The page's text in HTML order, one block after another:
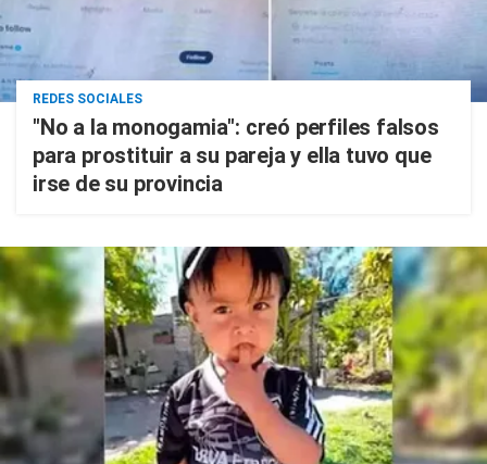
REDES SOCIALES
"No a la monogamia": creó perfiles falsos
para prostituir a su pareja y ella tuvo que
irse de su provincia